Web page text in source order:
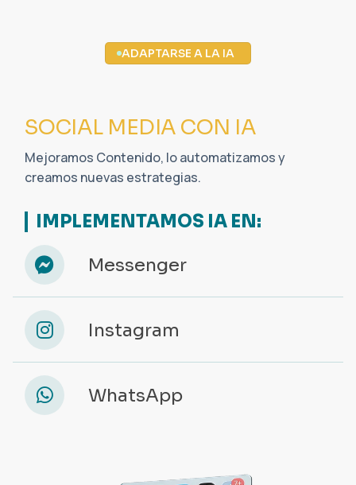
ADAPTARSE A LA IA
ADAPTARSE A LA IA
No significa sustituir tu estilo, sino mejorar tu
eficiencia, creatividad y personalización con tu
Integramos herramientas automatizadas que
importa: la estrategia.
MAYOR EFICIENCIA EN TUS
PROCESOS: